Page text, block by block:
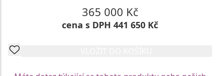
365 000 Kč
cena s DPH 441 650 Kč